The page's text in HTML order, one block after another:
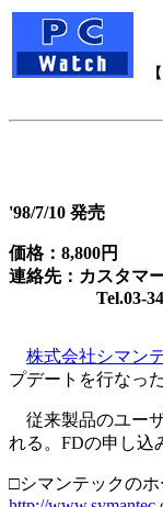
【
'98/7/10 発売
価格：8,800円
連絡先：カスタマ
Tel.03-
株式会社シマン
プデートを行なっ
従来製品のユー
れる。FDの申し込
□シマンテックの